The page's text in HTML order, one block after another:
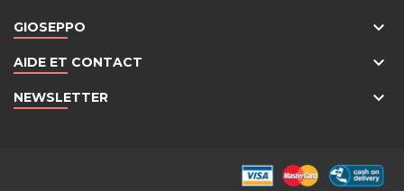
GIOSEPPO keyboard_arrow_down
AIDE ET CONTACT keyboard_arrow_down
NEWSLETTER keyboard_arrow_down